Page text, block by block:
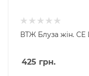
ВТЖ Блуза жін. CE
425 грн.